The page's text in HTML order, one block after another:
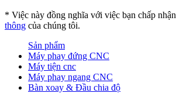
* Việc này đồng nghĩa với việc bạn chấp nhận
thông của chúng tôi.
Sản phẩm
Máy phay đứng CNC
Máy tiện cnc
Máy phay ngang CNC
Bàn xoay & Đầu chia độ